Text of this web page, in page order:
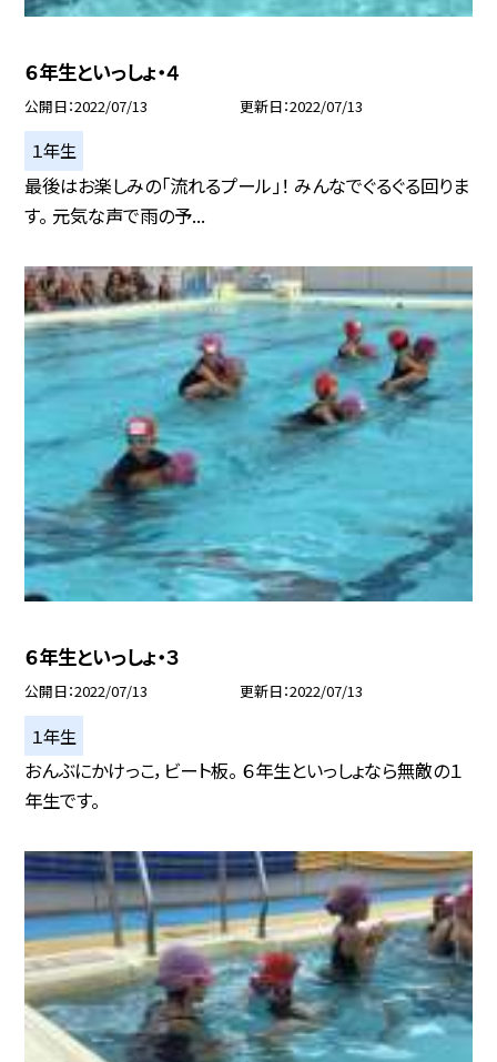
６年生といっしょ・４
公開日 2022/07/13 更新日 2022/07/13
１年生
最後はお楽しみの「流れるプール」！ みんなでぐるぐる回りま
す。 元気な声で雨の予...
６年生といっしょ・３
公開日 2022/07/13 更新日 2022/07/13
１年生
おんぶにかけっこ，ビート板。 ６年生といっしょなら無敵の１
年生です。